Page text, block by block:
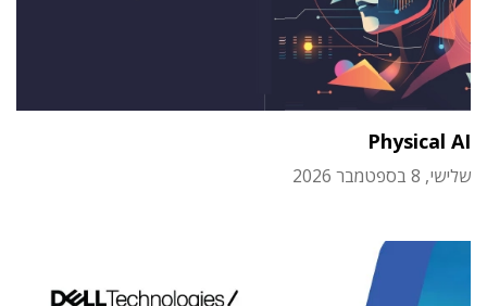
Physical AI
שלישי, 8 בספטמבר 2026